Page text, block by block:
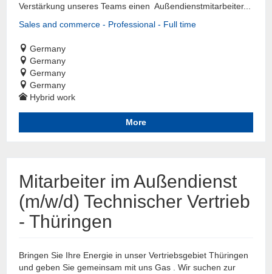
Verstärkung unseres Teams einen Außendienstmitarbeiter...
Sales and commerce - Professional - Full time
Germany
Germany
Germany
Germany
Hybrid work
More
Mitarbeiter im Außendienst
(m/w/d) Technischer Vertrieb
- Thüringen
Bringen Sie Ihre Energie in unser Vertriebsgebiet Thüringen
und geben Sie gemeinsam mit uns Gas . Wir suchen zur